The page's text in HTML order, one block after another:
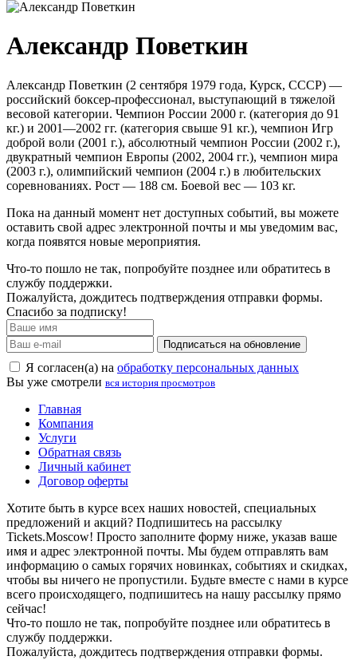
Александр Поветкин
Александр Поветкин (2 сентября 1979 года, Курск, СССР) —
российский боксер-профессионал, выступающий в тяжелой
весовой категории. Чемпион России 2000 г. (категория до 91
кг.) и 2001—2002 гг. (категория свыше 91 кг.), чемпион Игр
доброй воли (2001 г.), абсолютный чемпион России (2002 г.),
двукратный чемпион Европы (2002, 2004 гг.), чемпион мира
(2003 г.), олимпийский чемпион (2004 г.) в любительских
соревнованиях. Рост — 188 см. Боевой вес — 103 кг.
Пока на данный момент нет доступных событий, вы можете
оставить свой адрес электронной почты и мы уведомим вас,
когда появятся новые мероприятия.
Что-то пошло не так, попробуйте позднее или обратитесь в
службу поддержки.
Пожалуйста, дождитесь подтверждения отправки формы.
Спасибо за подписку!
Подписаться на обновление
Я согласен(а) на обработку персональных данных
Вы уже смотрели вся история просмотров
Главная
Компания
Услуги
Обратная связь
Личный кабинет
Договор оферты
Хотите быть в курсе всех наших новостей, специальных
предложений и акций? Подпишитесь на рассылку
Tickets.Moscow! Просто заполните форму ниже, указав ваше
имя и адрес электронной почты. Мы будем отправлять вам
информацию о самых горячих новинках, событиях и скидках,
чтобы вы ничего не пропустили. Будьте вместе с нами в курсе
всего происходящего, подпишитесь на нашу рассылку прямо
сейчас!
Что-то пошло не так, попробуйте позднее или обратитесь в
службу поддержки.
Пожалуйста, дождитесь подтверждения отправки формы.